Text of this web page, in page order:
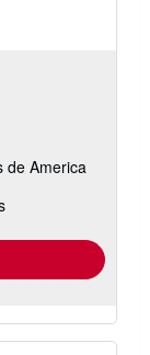
de America